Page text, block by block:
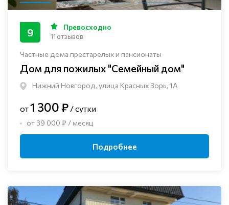
Частные дома престарелых и пансионаты
Дом для пожилых "Семейный дом"
Нижний Новгород, улица Красных Зорь, 1А
9 Превосходно
11 отзывов
от1 300 ₽ / сутки
от 39 000 ₽ / месяц
Подробнее